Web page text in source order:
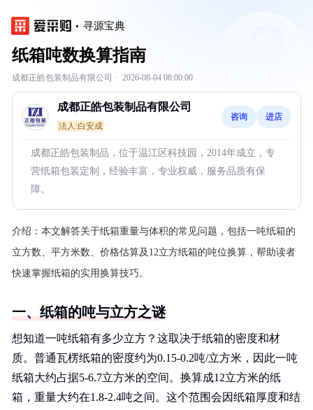
寻源宝典
纸箱吨数换算指南
成都正皓包装制品有限公司 · 2026-08-04 08:00:00
成都正皓包装制品有限公司
法人:白安成
咨询 进店
成都正皓包装制品，位于温江区科技园，2014年成立，专
营纸箱包装定制，经验丰富，专业权威，服务品质有保
障。
介绍： 本文解答关于纸箱重量与体积的常见问题，包括一吨纸箱的
立方数、平方米数、价格估算及12立方纸箱的吨位换算，帮助读者
快速掌握纸箱的实用换算技巧。
一、纸箱的吨与立方之谜
想知道一吨纸箱有多少立方？这取决于纸箱的密度和材
质。普通瓦楞纸箱的密度约为0.15-0.2吨/立方米，因此一吨
纸箱大约占据5-6.7立方米的空间。换算成12立方米的纸
箱，重量大约在1.8-2.4吨之间。这个范围会因纸箱厚度和结